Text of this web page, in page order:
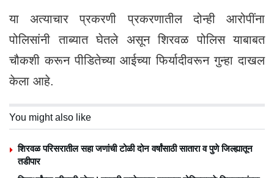
या अत्याचार प्रकरणी प्रकरणातील दोन्ही आरोपींना
पोलिसांनी ताब्यात घेतले असून शिरवळ पोलिस याबाबत
चौकशी करून पीडितेच्या आईच्या फिर्यादीवरून गुन्हा दाखल
केला आहे.
You might also like
शिरवळ परिसरातील सहा जणांची टोळी दोन वर्षांसाठी सातारा व पुणे जिल्ह्यातून
तडीपार